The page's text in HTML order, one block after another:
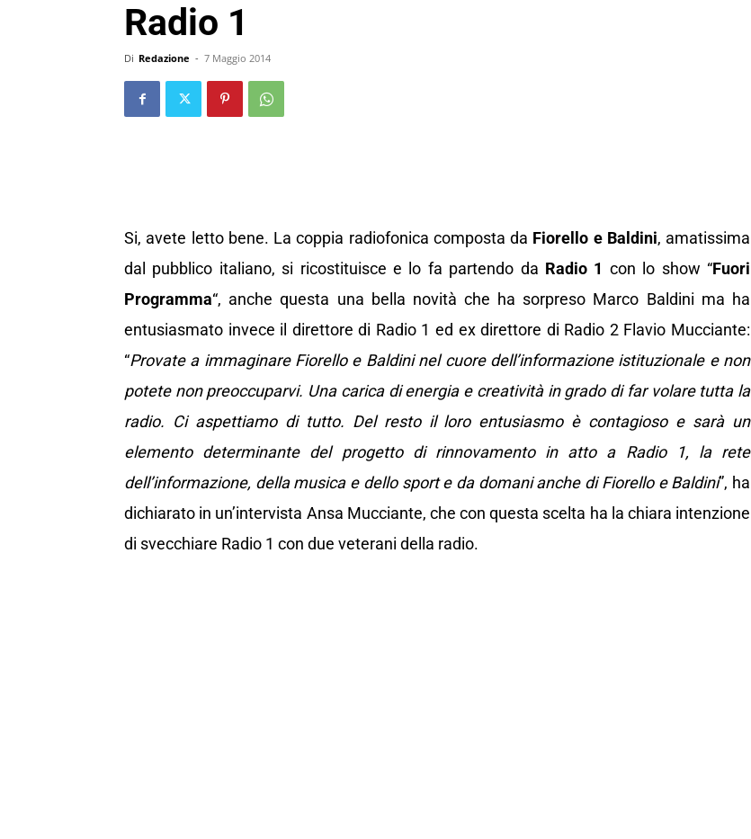
Radio 1
Di Redazione - 7 Maggio 2014
Si, avete letto bene. La coppia radiofonica composta da Fiorello e Baldini, amatissima
dal pubblico italiano, si ricostituisce e lo fa partendo da Radio 1 con lo show “Fuori
Programma“, anche questa una bella novità che ha sorpreso Marco Baldini ma ha
entusiasmato invece il direttore di Radio 1 ed ex direttore di Radio 2 Flavio Mucciante:
“Provate a immaginare Fiorello e Baldini nel cuore dell’informazione istituzionale e non
potete non preoccuparvi. Una carica di energia e creatività in grado di far volare tutta la
radio. Ci aspettiamo di tutto. Del resto il loro entusiasmo è contagioso e sarà un
elemento determinante del progetto di rinnovamento in atto a Radio 1, la rete
dell’informazione, della musica e dello sport e da domani anche di Fiorello e Baldini”, ha
dichiarato in un’intervista Ansa Mucciante, che con questa scelta ha la chiara intenzione
di svecchiare Radio 1 con due veterani della radio.